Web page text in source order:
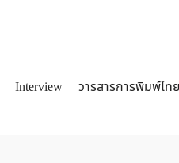
Interview วารสารการพิมพ์ไทย